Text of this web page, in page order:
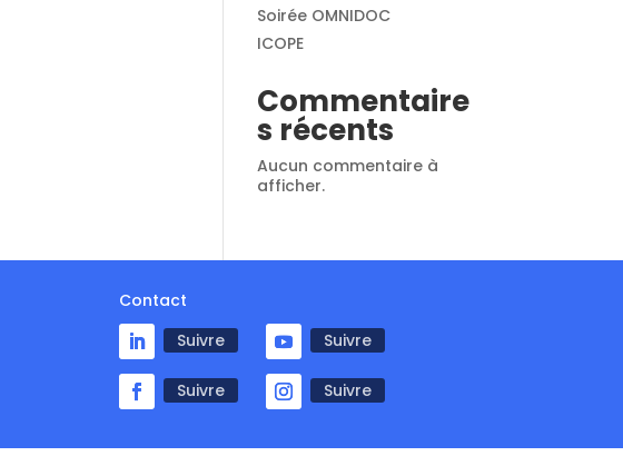
Soirée OMNIDOC
ICOPE
Commentaire
s récents
Aucun commentaire à
afficher.
Contact
Suivre
Suivre
Suivre Suivre